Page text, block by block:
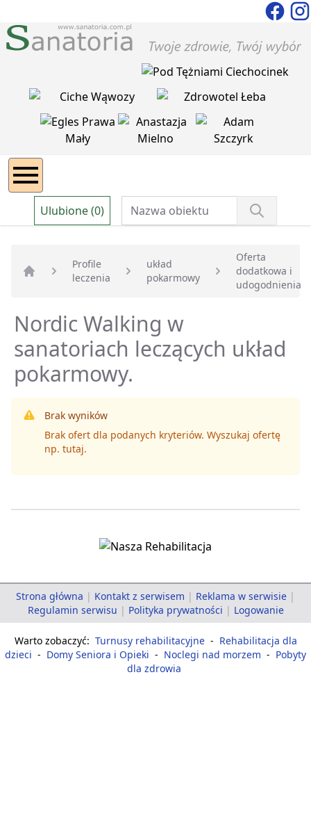
Ulubione (0)
Strona główna
Profile
leczenia
układ
pokarmowy
Oferta
dodatkowa i
udogodnienia
Nordic Walking w
sanatoriach leczących układ
pokarmowy.
Brak wyników
Brak ofert dla podanych kryteriów. Wyszukaj ofertę
np. tutaj.
Strona główna | Kontakt z serwisem | Reklama w serwisie |
Regulamin serwisu | Polityka prywatności | Logowanie
Warto zobaczyć: Turnusy rehabilitacyjne - Rehabilitacja dla
dzieci - Domy Seniora i Opieki - Noclegi nad morzem - Pobyty
dla zdrowia